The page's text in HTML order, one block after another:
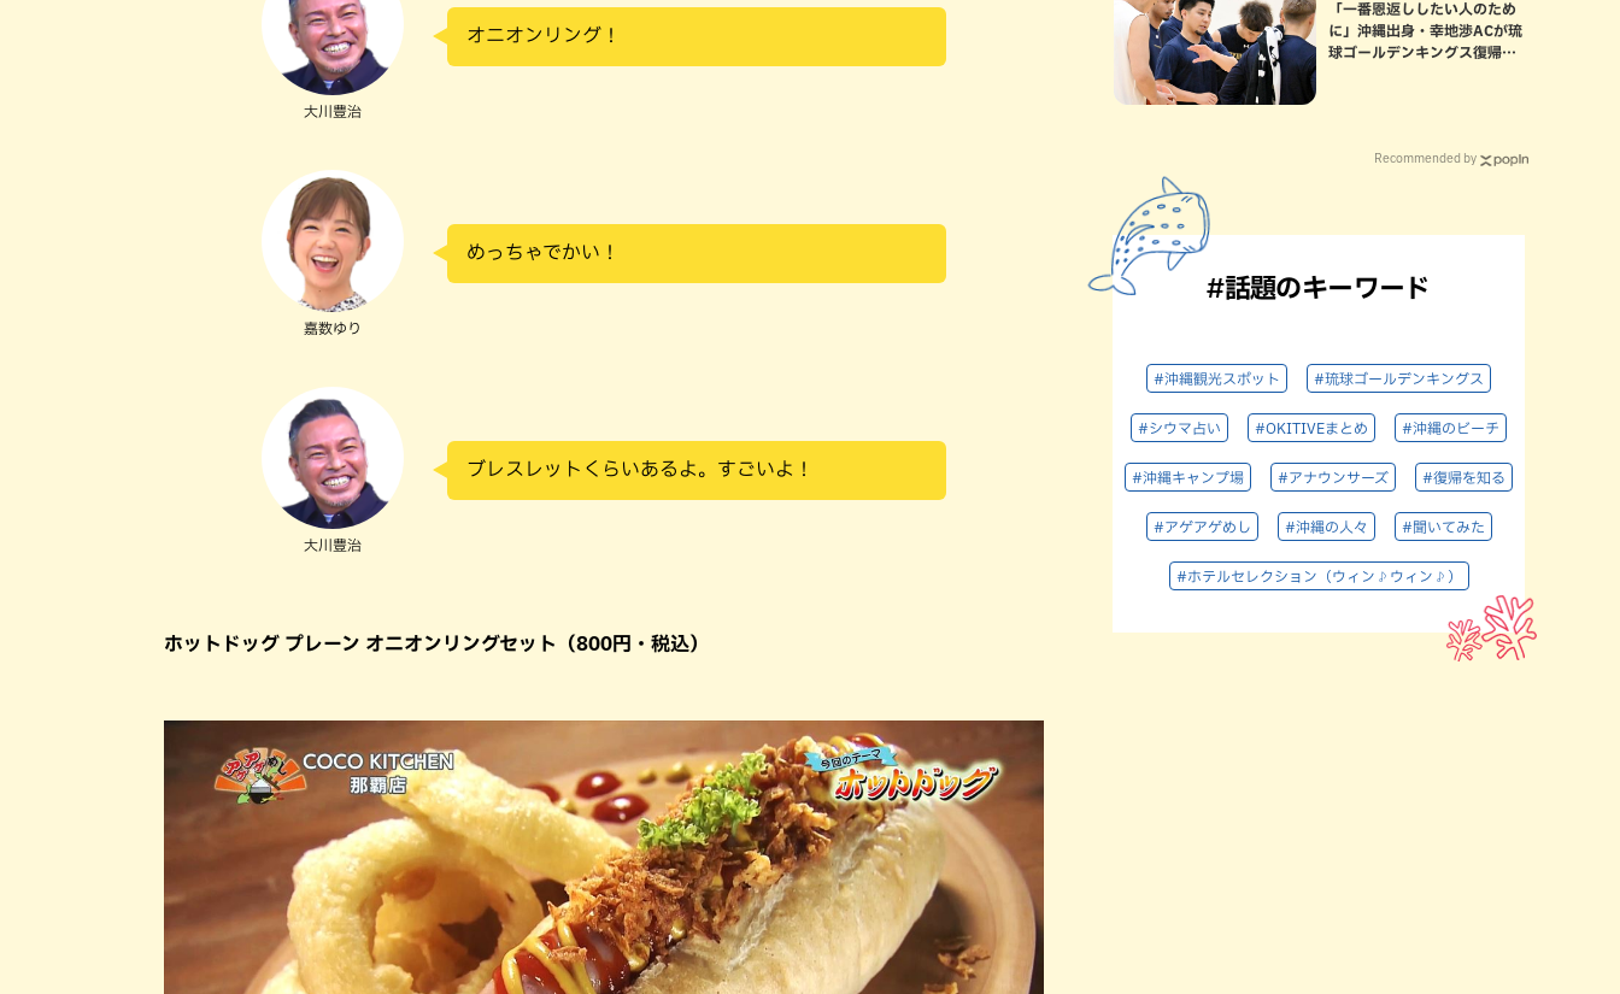
大川豊治
オニオンリング！
嘉数ゆり
めっちゃでかい！
大川豊治
ブレスレットくらいあるよ。すごいよ！
ホットドッグ プレーン オニオンリングセット（800円・税込）
「一番恩返ししたい人のため
に」沖縄出身・幸地渉ACが琉
球ゴールデンキングス復帰。
Recommended by
#話題のキーワード
#沖縄観光スポット #琉球ゴールデンキングス
#シウマ占い #OKITIVEまとめ #沖縄のビーチ
#沖縄キャンプ場 #アナウンサーズ #復帰を知る
#アゲアゲめし #沖縄の人々 #聞いてみた
#ホテルセレクション（ウィン♪ウィン♪）